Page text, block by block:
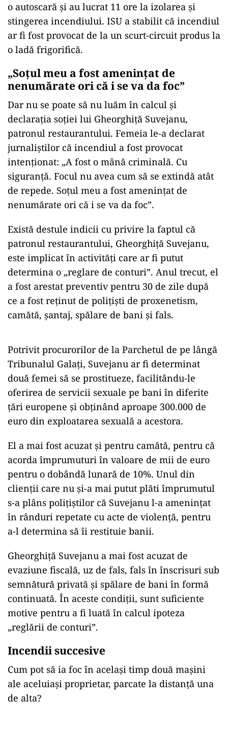
o autoscară și au lucrat 11 ore la izolarea și
stingerea incendiului. ISU a stabilit că incendiul
ar fi fost provocat de la un scurt-circuit produs la
o ladă frigorifică.
„Soțul meu a fost amenințat de
nenumărate ori că i se va da foc”
Dar nu se poate să nu luăm în calcul și
declarația soției lui Gheorghiță Suvejanu,
patronul restaurantului. Femeia le-a declarat
jurnaliștilor că incendiul a fost provocat
intenționat: „A fost o mână criminală. Cu
siguranță. Focul nu avea cum să se extindă atât
de repede. Soțul meu a fost amenințat de
nenumărate ori că i se va da foc”.
Există destule indicii cu privire la faptul că
patronul restaurantului, Gheorghiță Suvejanu,
este implicat în activități care ar fi putut
determina o „reglare de conturi”. Anul trecut, el
a fost arestat preventiv pentru 30 de zile după
ce a fost reținut de polițiști de proxenetism,
camătă, șantaj, spălare de bani și fals.
Potrivit procurorilor de la Parchetul de pe lângă
Tribunalul Galați, Suvejanu ar fi determinat
două femei să se prostitueze, facilitându-le
oferirea de servicii sexuale pe bani în diferite
țări europene și obținând aproape 300.000 de
euro din exploatarea sexuală a acestora.
El a mai fost acuzat și pentru camătă, pentru că
acorda împrumuturi în valoare de mii de euro
pentru o dobândă lunară de 10%. Unul din
clienții care nu și-a mai putut plăti împrumutul
s-a plâns polițiștilor că Suvejanu l-a amenințat
în rânduri repetate cu acte de violență, pentru
a-l determina să îi restituie banii.
Gheorghiță Suvejanu a mai fost acuzat de
evaziune fiscală, uz de fals, fals în înscrisuri sub
semnătură privată și spălare de bani în formă
continuată. În aceste condiții, sunt suficiente
motive pentru a fi luată în calcul ipoteza
„reglării de conturi”.
Incendii succesive
Cum pot să ia foc în același timp două mașini
ale aceluiași proprietar, parcate la distanță una
de alta?